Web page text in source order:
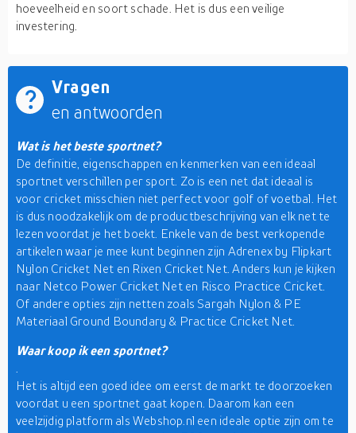
hoeveelheid en soort schade. Het is dus een veilige
investering.
Vragen
en antwoorden
Wat is het beste sportnet?
De definitie, eigenschappen en kenmerken van een ideaal
sportnet verschillen per sport. Zo is een net dat ideaal is
voor cricket misschien niet perfect voor golf of voetbal. Het
is dus noodzakelijk om de productbeschrijving van elk net te
lezen voordat je het boekt. Enkele van de best verkopende
artikelen waar je mee kunt beginnen zijn Adrenex by Flipkart
Nylon Cricket Net en Rixen Cricket Net. Anders kun je kijken
naar Netco Power Cricket Net en Risco Practice Cricket.
Of andere opties zijn netten zoals Sargah Nylon & PE
Materiaal Ground Boundary & Practice Cricket Net.
Waar koop ik een sportnet?
Het is altijd een goed idee om eerst de markt te doorzoeken
voordat u een sportnet gaat kopen. Daarom kan een
veelzijdig platform als Webshop.nl een ideale optie zijn om te